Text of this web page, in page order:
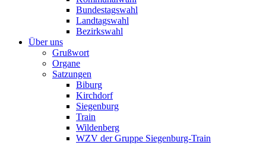
Bundestagswahl
Landtagswahl
Bezirkswahl
Über uns
Grußwort
Organe
Satzungen
Biburg
Kirchdorf
Siegenburg
Train
Wildenberg
WZV der Gruppe Siegenburg-Train